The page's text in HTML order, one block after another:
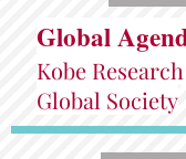
Global
Kobe
Global Society